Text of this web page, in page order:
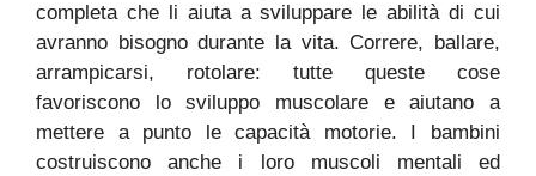
completa che li aiuta a sviluppare le abilità di cui
avranno bisogno durante la vita. Correre, ballare,
arrampicarsi, rotolare: tutte queste cose
favoriscono lo sviluppo muscolare e aiutano a
mettere a punto le capacità motorie. I bambini
costruiscono anche i loro muscoli mentali ed